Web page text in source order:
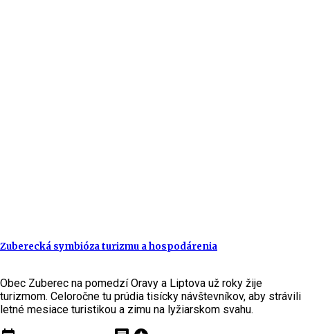
Zuberecká symbióza turizmu a hospodárenia
Obec Zuberec na pomedzí Oravy a Liptova už roky žije
turizmom. Celoročne tu prúdia tisícky návštevníkov, aby strávili
letné mesiace turistikou a zimu na lyžiarskom svahu.